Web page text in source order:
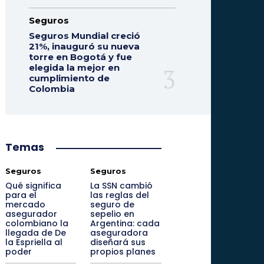
Seguros
Seguros Mundial creció
21%, inauguró su nueva
torre en Bogotá y fue
elegida la mejor en
cumplimiento de
Colombia
Temas
Seguros
Qué significa
para el
mercado
asegurador
colombiano la
llegada de De
la Espriella al
poder
Seguros
La SSN cambió
las reglas del
seguro de
sepelio en
Argentina: cada
aseguradora
diseñará sus
propios planes